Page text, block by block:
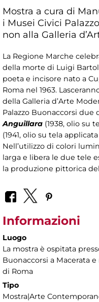
Mostra a cura di
i Musei Civici
non alla Galleria
La Regione Marche
della morte di Luigi
poeta e incisore nato a
Roma nel 1963.
della Galleria d’Arte
Palazzo Buonaccorsi
Anguillara (1938, olio su
(1941, olio su tela
Nell’utilizzo di colori
larga e libera le due tele
la produzione pittorica
Informazioni
Luogo
La mostra è ospitata
Buonaccorsi a Macerata
di Roma
Tipo
Mostra|Arte